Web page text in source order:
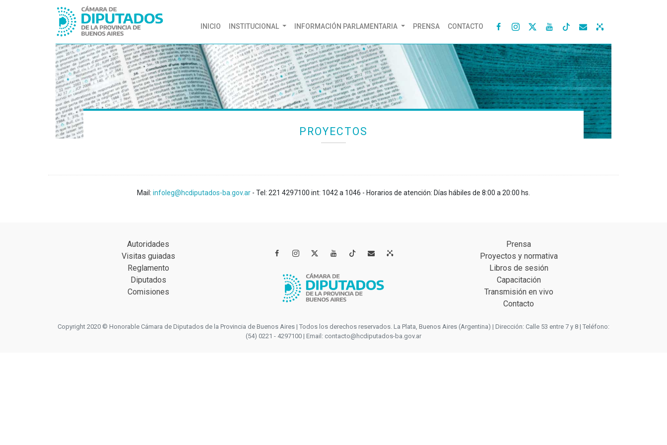
INICIO (CURRENT)
INSTITUCIONAL INFORMACIÓN PARLAMENTARIA PRENSA CONTACTO    
PROYECTOS
Mail: infoleg@hcdiputados-ba.gov.ar - Tel: 221 4297100 int: 1042 a 1046 - Horarios de atención: Días hábiles de 8:00 a 20:00 hs.
Autoridades
Visitas guiadas
Reglamento
Diputados
Comisiones
   
Prensa
Proyectos y normativa
Libros de sesión
Capacitación
Transmisión en vivo
Contacto
Copyright 2020 © Honorable Cámara de Diputados de la Provincia de Buenos Aires | Todos los derechos reservados. La Plata, Buenos Aires (Argentina) | Dirección: Calle 53 entre 7 y 8 | Teléfono:
(54) 0221 - 4297100 | Email: contacto@hcdiputados-ba.gov.ar